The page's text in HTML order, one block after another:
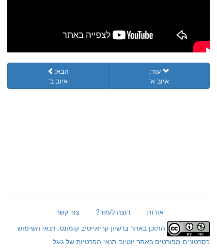
עוד:
איוב א'
הבא:
איוב ב'
אודות רוצה לעזור?
צור קשר
התוכן באתר ברשיון קריאייטיב קומונס. תנאי השימוש
בסרטונים מפורטים באתר יוטיוב תנאי הפרטיות של גוגל